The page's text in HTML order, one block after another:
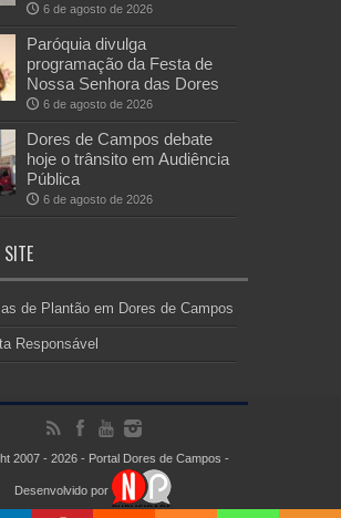
6 de agosto de 2026
Paróquia divulga
programação da Festa de
Nossa Senhora das Dores
6 de agosto de 2026
Dores de Campos debate
hoje o trânsito em Audiência
Pública
6 de agosto de 2026
de Plantão em Dores de Campos
Responsável
2007 - 2026 - Portal Dores de Campos -
Desenvolvido por